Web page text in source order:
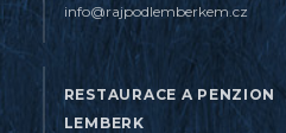
info@rajpodlemberkem.cz
RESTAURACE A PENZION
LEMBERK